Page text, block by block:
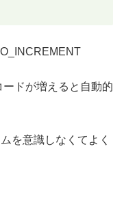
ドが増えると自動的
を意識しなくてよく